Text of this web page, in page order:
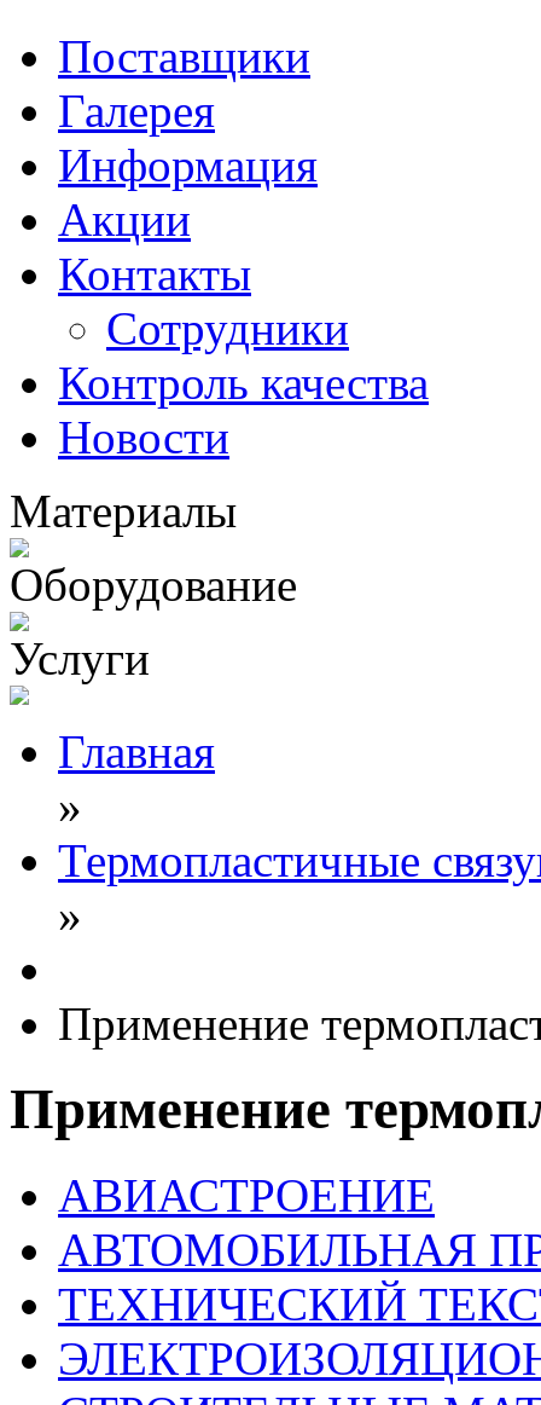
Поставщики
Галерея
Информация
Акции
Контакты
Сотрудники
Контроль качества
Новости
Материалы
Оборудование
Услуги
Главная
»
Термопластичные
»
Применение
Применение
АВИАСТРОЕНИЕ
АВТОМОБИЛЬНАЯ
ТЕХНИЧЕСКИЙ